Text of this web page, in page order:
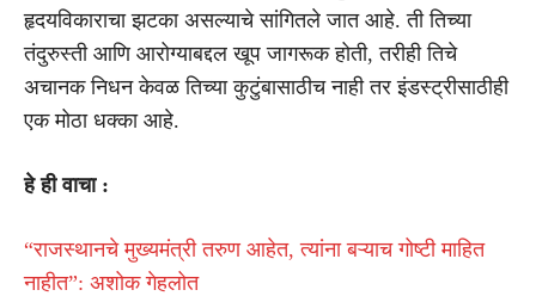
हृदयविकाराचा झटका असल्याचे सांगितले जात आहे. ती तिच्या
तंदुरुस्ती आणि आरोग्याबद्दल खूप जागरूक होती, तरीही तिचे
अचानक निधन केवळ तिच्या कुटुंबासाठीच नाही तर इंडस्ट्रीसाठीही
एक मोठा धक्का आहे.
हे ही वाचा :
“राजस्थानचे मुख्यमंत्री तरुण आहेत, त्यांना बऱ्याच गोष्टी माहित
नाहीत”: अशोक गेहलोत